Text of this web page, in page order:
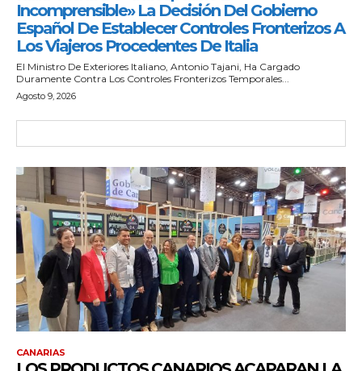
Incomprensible» La Decisión Del Gobierno
Español De Establecer Controles Fronterizos A
Los Viajeros Procedentes De Italia
El Ministro De Exteriores Italiano, Antonio Tajani, Ha Cargado
Duramente Contra Los Controles Fronterizos Temporales...
Agosto 9, 2026
CANARIAS